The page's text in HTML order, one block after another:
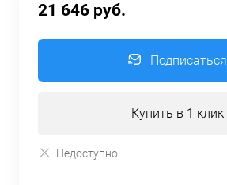
21 646 руб.
Подписаться
Купить в 1 клик
Недоступно